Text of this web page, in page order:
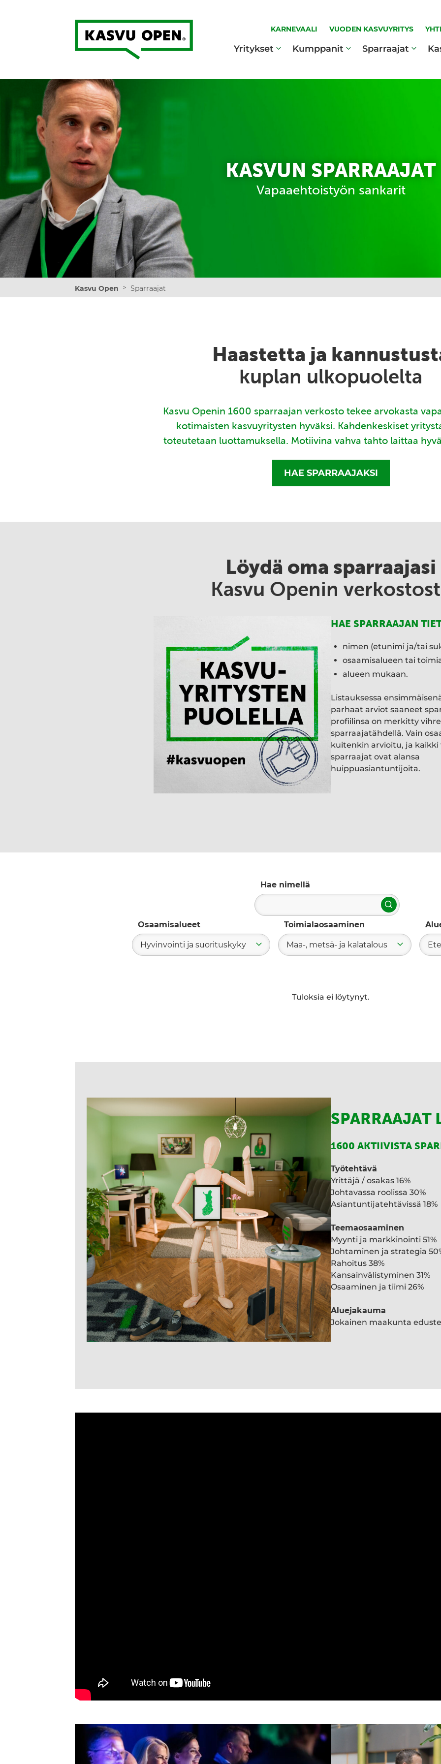
Kasvu Open
KARNEVAALI VUODEN KASVUYRITYS
Yritykset Kumppanit Sparraajat
KASVUN SPARRAAJAT
Vapaaehtoistyön sankarit
Kasvu Open > Sparraajat
Haastetta ja
kuplan ulkopuolelta
Kasvu Openin 1600 sparraajan verkosto tekee arvokasta
kotimaisten kasvuyritysten hyväksi. Kahdenkeskiset
toteutetaan luottamuksella. Motiivina vahva tahto laittaa
HAE SPARRAAJAKSI
Löydä oma sparraajasi
Kasvu Openin
HAE SPARRAAJAN
nimen (etunimi ja/tai
osaamisalueen tai
alueen mukaan.
Listauksessa
parhaat arviot saaneet
profiilinsa on merkitty
sparraajatähdellä. Vain
kuitenkin arvioitu, ja
sparraajat ovat alansa
huippuasiantuntijoita.
Hae nimellä
Hae
Osaamisalueet
Hyvinvointi ja suorituskyky
Toimialaosaaminen
Maa-, metsä- ja kalatalous
Tuloksia ei löytynyt.
SPARRAAJAT
1600 AKTIIVISTA
Työtehtävä
Yrittäjä / osakas 16%
Johtavassa roolissa 30%
Asiantuntijatehtävissä 18%
Teemaosaaminen
Myynti ja markkinointi 51%
Johtaminen ja strategia
Rahoitus 38%
Kansainvälistyminen 31%
Osaaminen ja tiimi 26%
Aluejakauma
Jokainen maakunta